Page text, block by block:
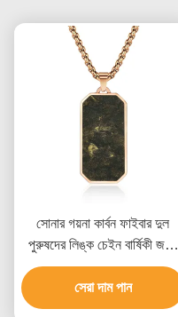
সোনার গয়না কার্বন ফাইবার দুল
পুরুষদের লিঙ্ক চেইন বার্ষিকী জন্য
নেকলেস
সেরা দাম পান